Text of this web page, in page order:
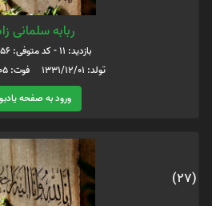
ربابه سلمانی
بازدید: 11 - کد متوفی: 6293056
تولد: 1331/12/01 فوت: 1398/03/05
ورود به صفحه
(27)